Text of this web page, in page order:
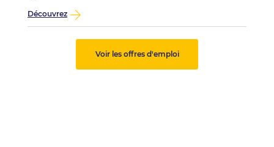
Découvrez
Voir les offres d'emploi